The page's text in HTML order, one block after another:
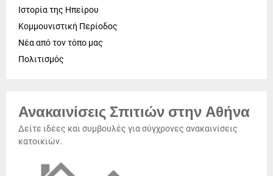
Ιστορία της Ηπείρου
Κομμουνιστική Περίοδος
Νέα από τον τόπο μας
Πολιτισμός
Ανακαινίσεις Σπιτιών στην Αθήνα
Δείτε ιδέες και συμβουλές για σύγχρονες ανακαινίσεις
κατοικιών.